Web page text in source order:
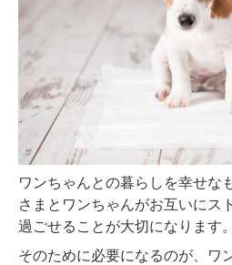
ワンちゃんとの暮らしを幸せな
さまとワンちゃんがお互いにス
過ごせることが大切になります。
そのために必要になるのが、ワ